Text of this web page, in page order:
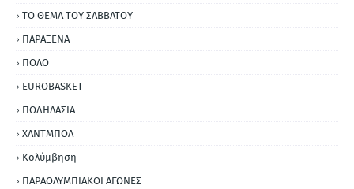
ΤΟ ΘΕΜΑ ΤΟΥ ΣΑΒΒΑΤΟΥ
ΠΑΡΑΞΕΝΑ
ΠΟΛΟ
EUROBASKET
ΠΟΔΗΛΑΣΙΑ
ΧΑΝΤΜΠΟΛ
Κολύμβηση
ΠΑΡΑΟΛΥΜΠΙΑΚΟΙ ΑΓΩΝΕΣ